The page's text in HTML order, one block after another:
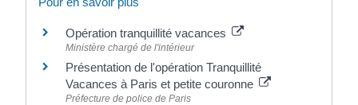
Opération tranquillité vacances
Ministère chargé de l'intérieur
Présentation de l'opération Tranquillité
Vacances à Paris et petite couronne
Préfecture de police de Paris